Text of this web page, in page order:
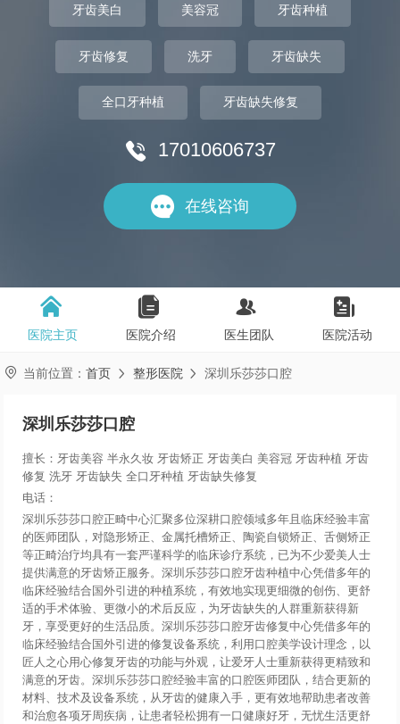
牙齿美白 美容冠 牙齿种植
牙齿修复 洗牙 牙齿缺失
全口牙种植 牙齿缺失修复
 17010606737
 在线咨询

医院主页

医院介绍

医生团队

医院活动
 当前位置：首页  整形医院  深圳乐莎莎口腔
深圳乐莎莎口腔
擅长：牙齿美容 半永久妆 牙齿矫正 牙齿美白 美容冠 牙齿种植 牙齿
修复 洗牙 牙齿缺失 全口牙种植 牙齿缺失修复
电话：
深圳乐莎莎口腔正畸中心汇聚多位深耕口腔领域多年且临床经验丰富
的医师团队，对隐形矫正、金属托槽矫正、陶瓷自锁矫正、舌侧矫正
等正畸治疗均具有一套严谨科学的临床诊疗系统，已为不少爱美人士
提供满意的牙齿矫正服务。深圳乐莎莎口腔牙齿种植中心凭借多年的
临床经验结合国外引进的种植系统，有效地实现更细微的创伤、更舒
适的手术体验、更微小的术后反应，为牙齿缺失的人群重新获得新
牙，享受更好的生活品质。深圳乐莎莎口腔牙齿修复中心凭借多年的
临床经验结合国外引进的修复设备系统，利用口腔美学设计理念，以
匠人之心用心修复牙齿的功能与外观，让爱牙人士重新获得更精致和
满意的牙齿。深圳乐莎莎口腔经验丰富的口腔医师团队，结合更新的
材料、技术及设备系统，从牙齿的健康入手，更有效地帮助患者改善
和治愈各项牙周疾病，让患者轻松拥有一口健康好牙，无忧生活更舒